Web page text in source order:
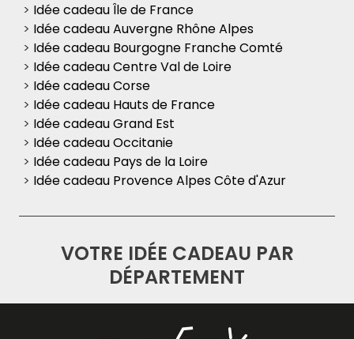
> Idée cadeau Île de France
> Idée cadeau Auvergne Rhône Alpes
> Idée cadeau Bourgogne Franche Comté
> Idée cadeau Centre Val de Loire
> Idée cadeau Corse
> Idée cadeau Hauts de France
> Idée cadeau Grand Est
> Idée cadeau Occitanie
> Idée cadeau Pays de la Loire
> Idée cadeau Provence Alpes Côte d'Azur
VOTRE IDÉE CADEAU PAR
DÉPARTEMENT